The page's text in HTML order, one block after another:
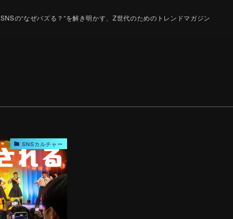
SNSの“なぜバズる？”を解き明かす、Z世代のためのトレンドマガジン
SNSカルチャー